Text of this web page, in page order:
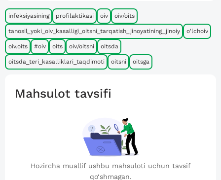
infeksiyasining profilaktikasi oiv oiv/oits
tanosil_yoki_oiv_kasalligi_oitsni_tarqatish_jinoyatining_jinoiy o'lchoiv
oiv.oits #oiv oits oiv/oitsni oitsda
oitsda_teri_kasalliklari_taqdimoti oitsni oitsga
Mahsulot tavsifi
Hozircha muallif ushbu mahsuloti uchun tavsif
qo‘shmagan.